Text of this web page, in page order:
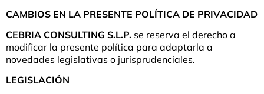
CAMBIOS EN LA PRESENTE POLÍTICA DE PRIVACIDAD
CEBRIA CONSULTING S.L.P. se reserva el derecho a
modificar la presente política para adaptarla a
novedades legislativas o jurisprudenciales.
LEGISLACIÓN